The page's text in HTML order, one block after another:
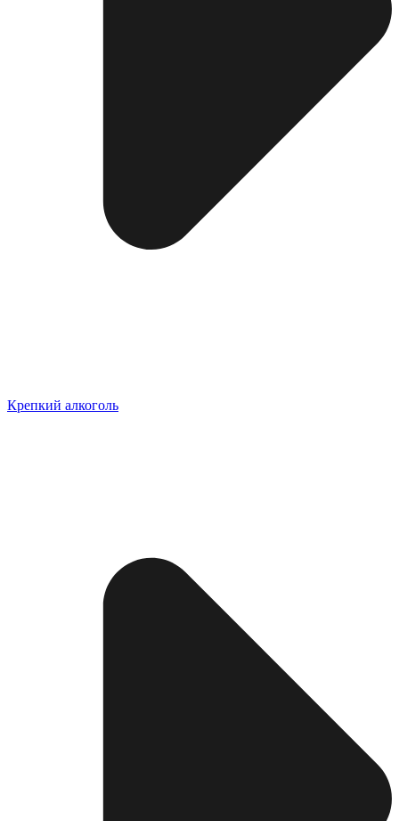
Крепкий алкоголь